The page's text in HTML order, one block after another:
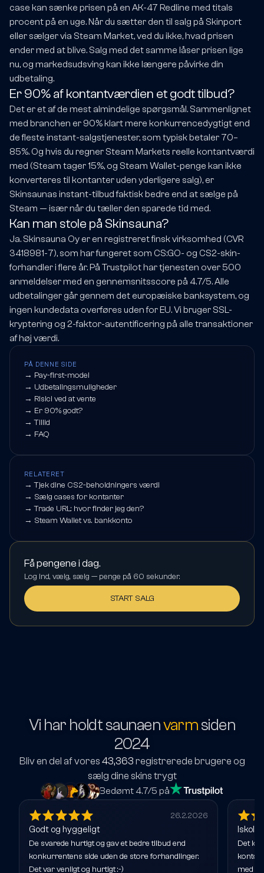
case kan sænke prisen på en AK-47 Redline med titals
procent på en uge. Når du sætter den til salg på Skinport
eller sælger via Steam Market, ved du ikke, hvad prisen
ender med at blive. Salg med det samme låser prisen lige
nu, og markedsudsving kan ikke længere påvirke din
udbetaling.
Er 90% af kontantværdien et godt tilbud?
Det er et af de mest almindelige spørgsmål. Sammenlignet
med branchen er 90% klart mere konkurrencedygtigt end
de fleste instant-salgstjenester, som typisk betaler 70–
85%. Og hvis du regner Steam Markets reelle kontantværdi
med (Steam tager 15%, og Steam Wallet-penge kan ikke
konverteres til kontanter uden yderligere salg), er
Skinsaunas instant-tilbud faktisk bedre end at sælge på
Steam — især når du tæller den sparede tid med.
Kan man stole på Skinsauna?
Ja. Skinsauna Oy er en registreret finsk virksomhed (CVR
3418981-7), som har fungeret som CS:GO- og CS2-skin-
forhandler i flere år. På Trustpilot har tjenesten over 500
anmeldelser med en gennemsnitsscore på 4.7/5. Alle
udbetalinger går gennem det europæiske banksystem, og
ingen kundedata overføres uden for EU. Vi bruger SSL-
kryptering og 2-faktor-autentificering på alle transaktioner
af høj værdi.
PÅ DENNE SIDE
→ Pay-first-model
→ Udbetalingsmuligheder
→ Risici ved at vente
→ Er 90% godt?
→Tillid
→ FAQ
RELATERET
→Tjek dine CS2-beholdningers værdi
→ Sælg cases for kontanter
→Trade URL: hvor finder jeg den?
→ Steam Wallet vs. bankkonto
Få pengene i dag.
Log ind, vælg, sælg — penge på 60 sekunder.
START SALG
Vi har holdt saunaenvarmsiden
2024
Bliv en del af vores 43,363 registrerede brugere og
sælg dine skins trygt
Bedømt 4.7/5 på
26.2.2026
Godt og hyggeligt
De svarede hurtigt og gav et bedre tilbud end
konkurrentens side uden de store forhandlinger.
Det var venligt og hurtigt :-)
Det
med